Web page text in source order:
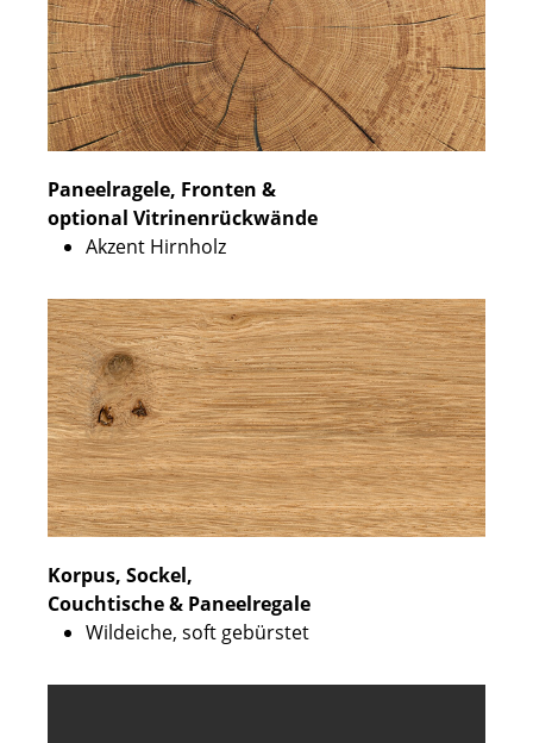
Paneelragele, Fronten &
optional Vitrinenrückwände
Akzent Hirnholz
Korpus, Sockel,
Couchtische & Paneelregale
Wildeiche, soft gebürstet